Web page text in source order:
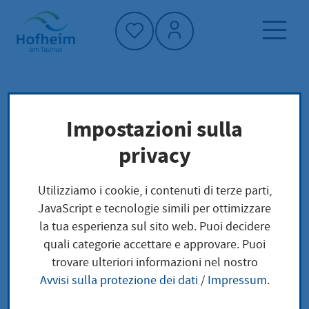
Home"
Pagina iniziale
Trova servizi
Preoccupazioni locali
Abgelaufenen Führerschein neu ausstellen
Abgelaufenen
Führerschein neu
ausstellen
Impostazioni sulla
privacy
Utilizziamo i cookie, i contenuti di terze parti,
JavaScript e tecnologie simili per ottimizzare
la tua esperienza sul sito web. Puoi decidere
quali categorie accettare e approvare. Puoi
trovare ulteriori informazioni nel nostro
Avvisi sulla protezione dei dati/ Impressum.